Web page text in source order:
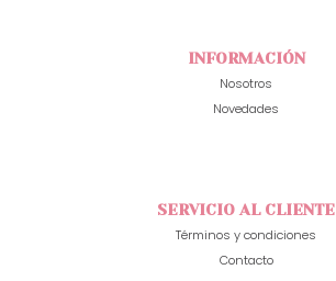
INFORMACIÓN
Nosotros
Novedades
SERVICIO AL CLIENTE
Términos y condiciones
Contacto